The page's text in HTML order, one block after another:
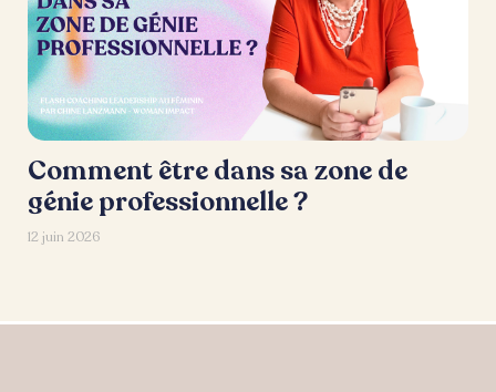
Comment être dans sa zone de
génie professionnelle ?
12 juin 2026